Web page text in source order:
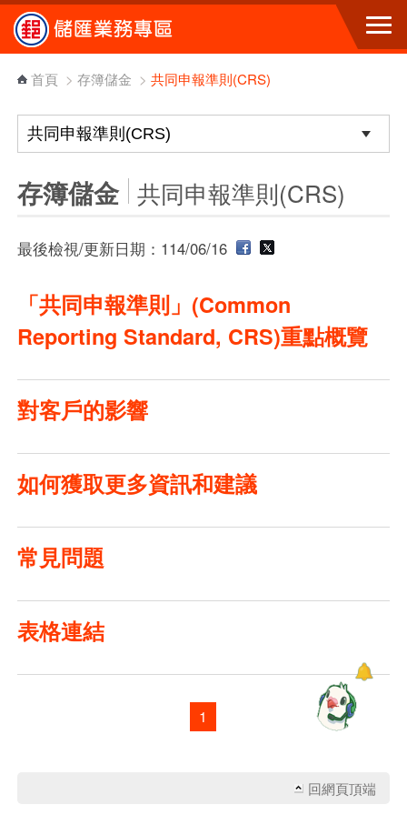
跳到主要內容區塊
首頁 > 存簿儲金 > 共同申報準則(CRS)
存簿儲金 共同申報準則(CRS)
最後檢視/更新日期：114/06/16
「共同申報準則」(Common
Reporting Standard, CRS)重點概覽
對客戶的影響
如何獲取更多資訊和建議
常見問題
表格連結
1
回網頁頂端